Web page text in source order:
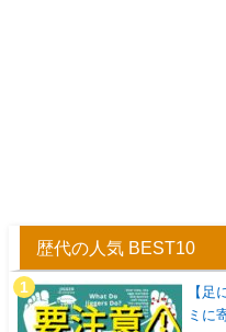
歴代の人気 BEST10
【足
ミに